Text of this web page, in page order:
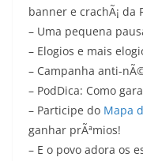
banner e crachÃ¡ da
– Uma pequena
– Elogios e mais
– Campanha anti-
– PodDica: Como
– Participe do Mapa
ganhar prÃªmios!
– E o povo adora os